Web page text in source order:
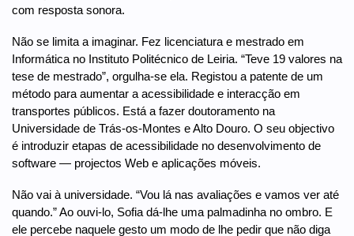
com resposta sonora.
Não se limita a imaginar. Fez licenciatura e mestrado em
Informática no Instituto Politécnico de Leiria. “Teve 19 valores na
tese de mestrado”, orgulha-se ela. Registou a patente de um
método para aumentar a acessibilidade e interacção em
transportes públicos. Está a fazer doutoramento na
Universidade de Trás-os-Montes e Alto Douro. O seu objectivo
é introduzir etapas de acessibilidade no desenvolvimento de
software — projectos Web e aplicações móveis.
Não vai à universidade. “Vou lá nas avaliações e vamos ver até
quando.” Ao ouvi-lo, Sofia dá-lhe uma palmadinha no ombro. E
ele percebe naquele gesto um modo de lhe pedir que não diga